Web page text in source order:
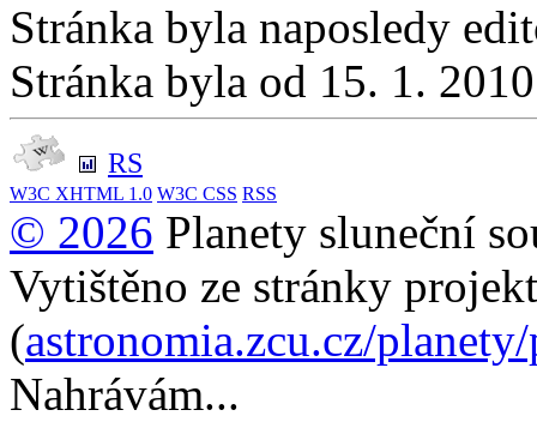
Stránka byla naposledy
Stránka byla od 15. 1.
RS
W3C XHTML 1.0 W3C CSS RSS
© 2026 Planety sluneční
Vytištěno ze stránky
(astronomia.zcu.cz/
Nahrávám...